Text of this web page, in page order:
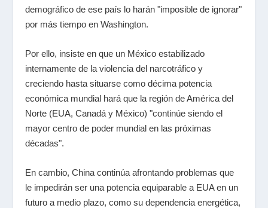
demográfico de ese país lo harán "imposible de ignorar"
por más tiempo en Washington.
Por ello, insiste en que un México estabilizado
internamente de la violencia del narcotráfico y
creciendo hasta situarse como décima potencia
económica mundial hará que la región de América del
Norte (EUA, Canadá y México) "continúe siendo el
mayor centro de poder mundial en las próximas
décadas".
En cambio, China continúa afrontando problemas que
le impedirán ser una potencia equiparable a EUA en un
futuro a medio plazo, como su dependencia energética,